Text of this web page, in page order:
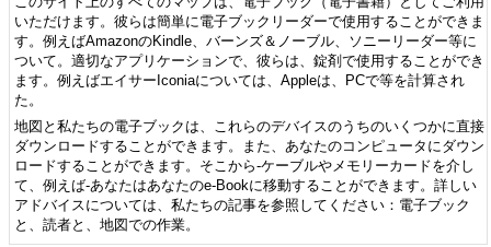
いただけます。彼らは簡単に電子ブックリーダーで使用することができま
す。例えばAmazonのKindle、バーンズ＆ノーブル、ソニーリーダー等に
ついて。適切なアプリケーションで、彼らは、錠剤で使用することができ
ます。例えばエイサーIconiaについては、Appleは、PCで等を計算され
た。
地図と私たちの電子ブックは、これらのデバイスのうちのいくつかに直接
ダウンロードすることができます。また、あなたのコンピュータにダウン
ロードすることができます。そこから-ケーブルやメモリーカードを介し
て、例えば-あなたはあなたのe-Bookに移動することができます。詳しい
アドバイスについては、私たちの記事を参照してください：電子ブック
と、読者と、地図での作業。